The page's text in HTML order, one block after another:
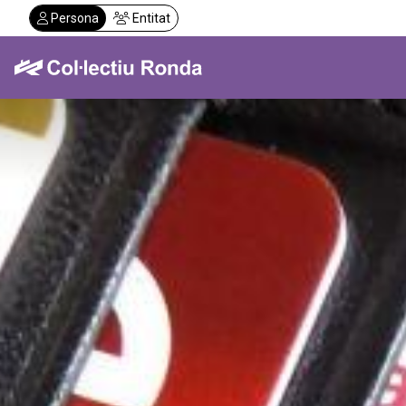
al
contingut
Persona Entitat
Col·lectiu Ronda
Serveis